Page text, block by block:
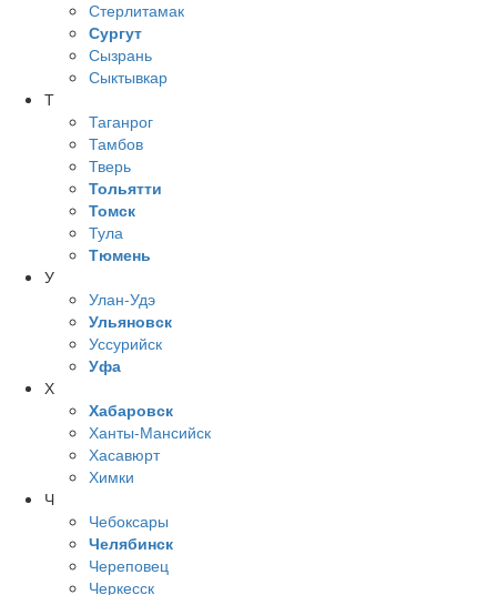
Стерлитамак
Сургут
Сызрань
Сыктывкар
Т
Таганрог
Тамбов
Тверь
Тольятти
Томск
Тула
Тюмень
У
Улан-Удэ
Ульяновск
Уссурийск
Уфа
Х
Хабаровск
Ханты-Мансийск
Хасавюрт
Химки
Ч
Чебоксары
Челябинск
Череповец
Черкесск